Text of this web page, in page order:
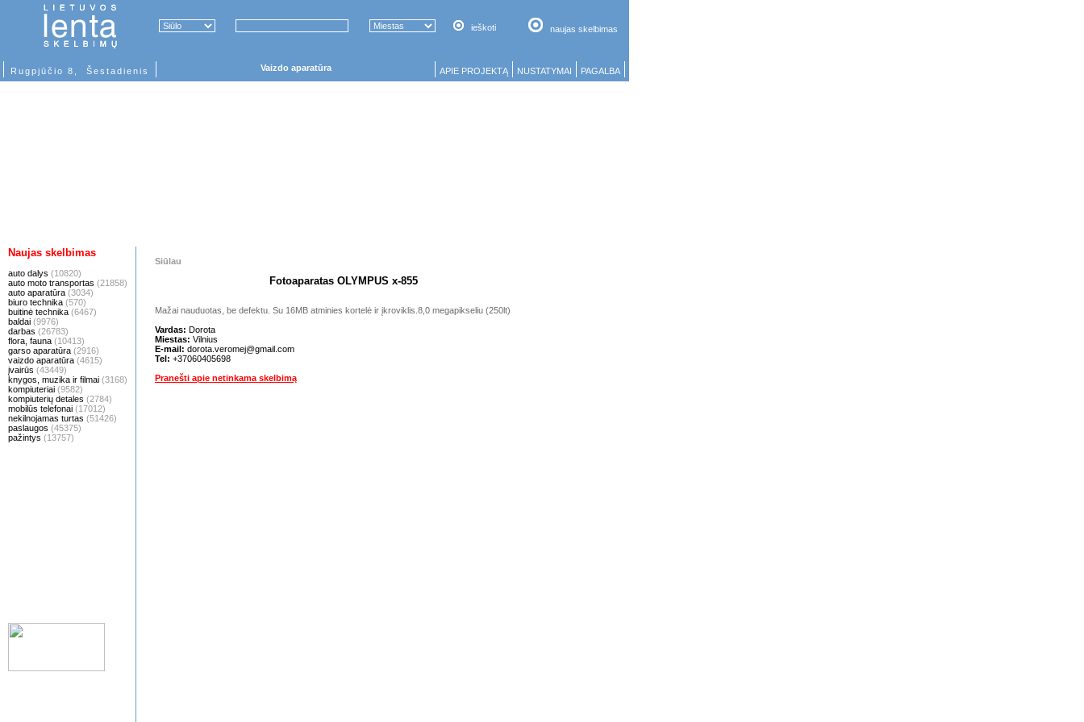
ieškoti naujas skelbimas
Rugpjūčio 8, Šestadienis Vaizdo aparatūra APIE PROJEKTĄ NUSTATYMAI PAGALBA
Naujas skelbimas
auto dalys (10820)
auto moto transportas (21858)
auto aparatūra (3034)
biuro technika (570)
buitinė technika (6467)
baldai (9976)
darbas (26783)
flora, fauna (10413)
garso aparatūra (2916)
vaizdo aparatūra (4615)
įvairūs (43449)
knygos, muzika ir filmai (3168)
kompiuteriai (9582)
kompiuterių detales (2784)
mobilūs telefonai (17012)
nekilnojamas turtas (51426)
paslaugos (45375)
pažintys (13757)
Siūlau
Fotoaparatas OLYMPUS x-855
Mažai nauduotas, be defektu. Su 16MB atminies kortelė ir įkroviklis.8,0 megapikseliu (250lt)
Vardas: Dorota
Miestas: Vilnius
E-mail: dorota.veromej@gmail.com
Tel: +37060405698
Pranešti apie netinkama skelbimą